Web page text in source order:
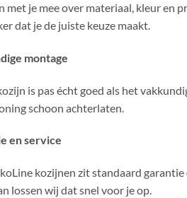
met je mee over materiaal, kleur en
dat je de juiste keuze maakt.
montage
is pas écht goed als het
schoon achterlaten.
en service
kozijnen zit standaard
lossen wij dat snel voor je op.